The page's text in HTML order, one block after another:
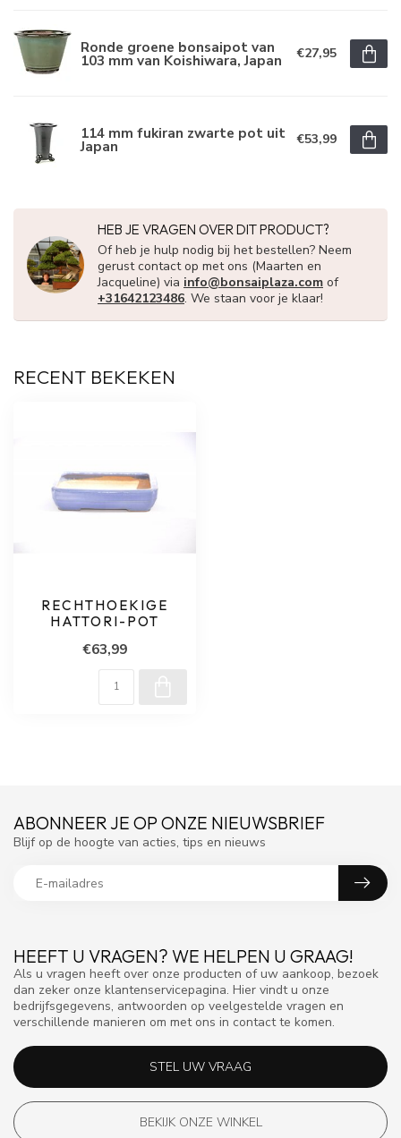
Ronde groene bonsaipot van
103 mm van Koishiwara, Japan €27,95
114 mm fukiran zwarte pot uit
Japan €53,99
HEB JE VRAGEN OVER DIT PRODUCT?
Of heb je hulp nodig bij het bestellen? Neem
gerust contact op met ons (Maarten en
Jacqueline) via info@bonsaiplaza.com of
+31642123486. We staan voor je klaar!
RECENT BEKEKEN
RECHTHOEKIGE
HATTORI-POT
€63,99
HEEFT U VRAGEN? WE HELPEN U GRAAG!
Als u vragen heeft over onze producten of uw aankoop, bezoek
dan zeker onze klantenservicepagina. Hier vindt u onze
bedrijfsgegevens, antwoorden op veelgestelde vragen en
verschillende manieren om met ons in contact te komen.
STEL UW VRAAG
BEKIJK ONZE WINKEL
ABONNEER JE OP ONZE NIEUWSBRIEF
Blijf op de hoogte van acties, tips en nieuws